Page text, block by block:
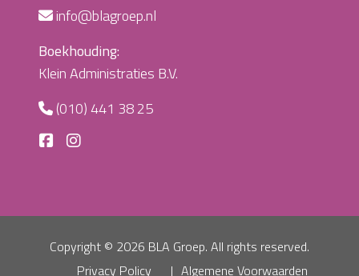
info@blagroep.nl
Boekhouding:
Klein Administraties B.V.
(010) 441 38 25
Copyright © 2026 BLA Groep. All rights reserved.
Privacy Policy
Algemene Voorwaarden